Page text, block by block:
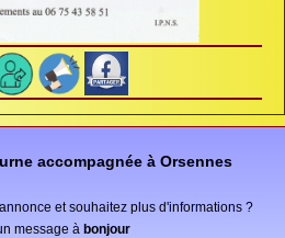
accompagnée à Orsennes
et souhaitez plus d'informations ?
message à bonjour